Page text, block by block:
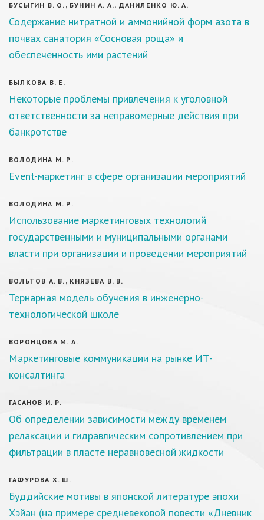
БУСЫГИН В. О., БУНИН А. А., ДАНИЛЕНКО Ю. А.
Содержание нитратной и аммонийной форм азота в
почвах санатория «Сосновая роща» и
обеспеченность ими растений
БЫЛКОВА В. Е.
Некоторые проблемы привлечения к уголовной
ответственности за неправомерные действия при
банкротстве
ВОЛОДИНА М. Р.
Event-маркетинг в сфере организации мероприятий
ВОЛОДИНА М. Р.
Использование маркетинговых технологий
государственными и муниципальными органами
власти при организации и проведении мероприятий
ВОЛЬТОВ А. В., КНЯЗЕВА В. В.
Тернарная модель обучения в инженерно-
технологической школе
ВОРОНЦОВА М. А.
Маркетинговые коммуникации на рынке ИТ-
консалтинга
ГАСАНОВ И. Р.
Об определении зависимости между временем
релаксации и гидравлическим сопротивлением при
фильтрации в пласте неравновесной жидкости
ГАФУРОВА Х. Ш.
Буддийские мотивы в японской литературе эпохи
Хэйан (на примере средневековой повести «Дневник